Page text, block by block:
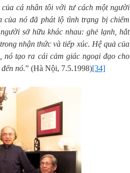
cá nhân tôi với tư cách một người
của nó đã phát lộ tình trạng bị chiếm
sở hữu khác nhau: ghẻ lạnh, hắt
nhận thức và tiếp xúc. Hệ quả của
tạo ra cái cảm giác ngoại đạo cho
nó.” (Hà Nội, 7.5.1998)[34]